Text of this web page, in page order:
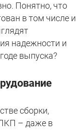
Понятно, что
в том числе и
надежности и
выпуска?
сборки,
ЛКП – даже в